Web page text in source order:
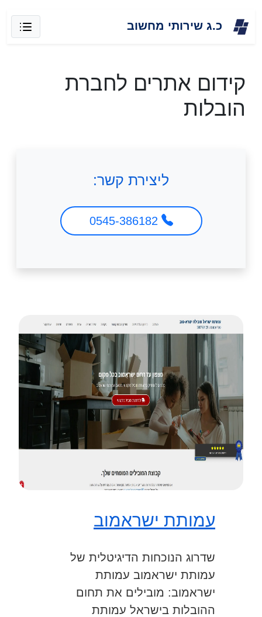
כ.ג שירותי מחשוב
קידום אתרים לחברת
הובלות
ליצירת קשר:
עמותת ישראמוב
שדרוג הנוכחות הדיגיטלית של
עמותת ישראמוב עמותת
ישראמוב: מובילים את תחום
ההובלות בישראל עמותת